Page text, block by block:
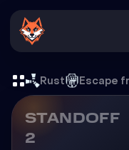
Standoff 2
Rust
STANDOFF
2